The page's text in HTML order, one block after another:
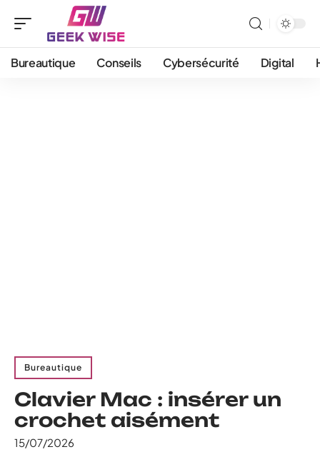
Bureautique Conseils Cybersécurité Digital
Bureautique
Clavier Mac : insérer un
crochet aisément
15/07/2026